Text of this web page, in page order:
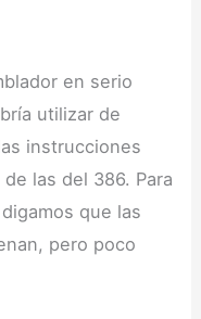
en serio
utilizar de
instrucciones
las del 386. Para
que las
pero poco